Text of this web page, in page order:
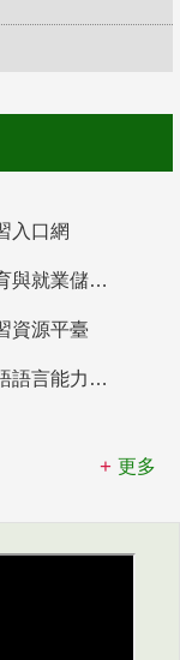
入口網
青年教育與就業儲蓄帳戶
資源平臺
臺灣台語語言能力認證網站
更多